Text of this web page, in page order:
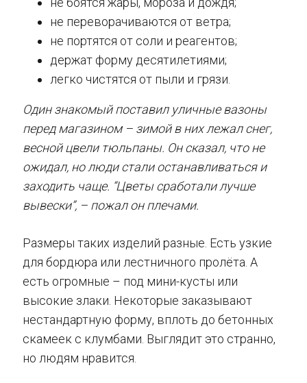
не переворачиваются от ветра;
не портятся от соли и реагентов;
держат форму десятилетиями;
легко чистятся от пыли и грязи.
Один знакомый поставил уличные вазоны
перед магазином – зимой в них лежал снег,
весной цвели тюльпаны. Он сказал, что не
ожидал, но люди стали останавливаться и
заходить чаще. “Цветы сработали лучше
вывески”, – пожал он плечами.
Размеры таких изделий разные. Есть узкие
для бордюра или лестничного пролёта. А
есть огромные – под мини-кусты или
высокие злаки. Некоторые заказывают
нестандартную форму, вплоть до бетонных
скамеек с клумбами. Выглядит это странно,
но людям нравится.